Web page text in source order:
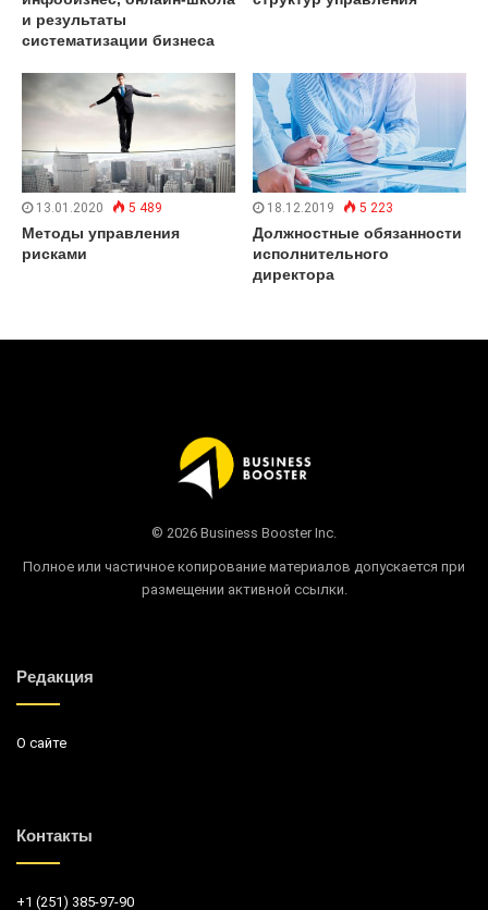
и результаты
систематизации бизнеса
13.01.2020 5 489
Методы управления
рисками
18.12.2019 5 223
Должностные обязанности
исполнительного
директора
© 2026 Business Booster Inc.
Полное или частичное копирование материалов допускается при
размещении активной ссылки.
Редакция
О сайте
Контакты
+1 (251) 385-97-90